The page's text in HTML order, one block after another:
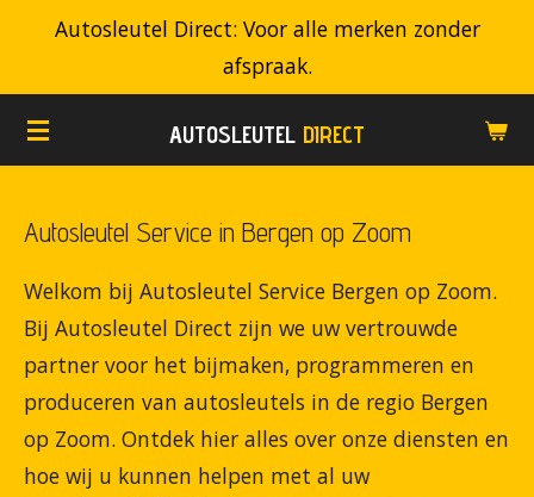
de
AUTOSLEUTEL DIRECT
Autosleutel Direct: Voor alle merken zonder
afspraak.
Autosleutel Service in Bergen op Zoom
Welkom bij Autosleutel Service Bergen op Zoom.
Bij Autosleutel Direct zijn we uw vertrouwde
partner voor het bijmaken, programmeren en
produceren van autosleutels in de regio Bergen
op Zoom. Ontdek hier alles over onze diensten en
hoe wij u kunnen helpen met al uw